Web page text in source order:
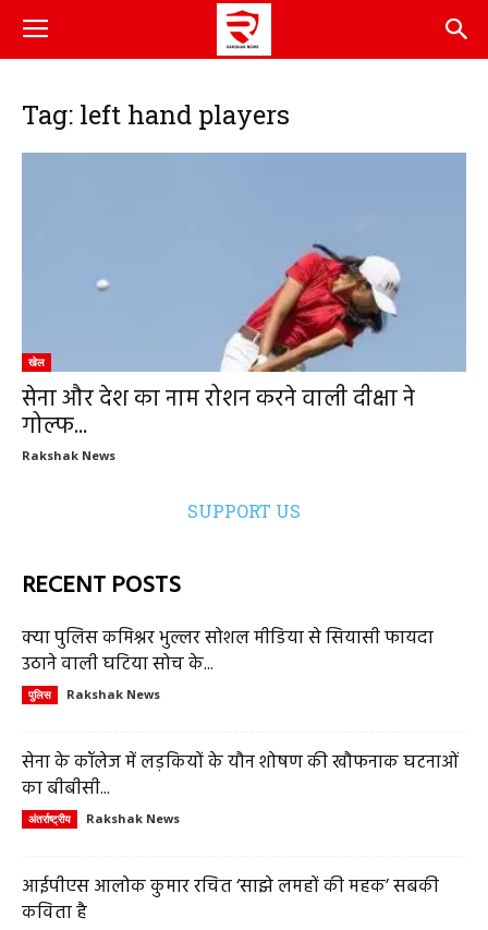
Tag: left hand players
खेल
सेना और देश का नाम रोशन करने वाली दीक्षा ने
गोल्फ...
Rakshak News
SUPPORT US
RECENT POSTS
क्या पुलिस कमिश्नर भुल्लर सोशल मीडिया से सियासी फायदा
उठाने वाली घटिया सोच के...
पुलिस Rakshak News
सेना के कॉलेज में लड़कियों के यौन शोषण की खौफनाक घटनाओं
का बीबीसी...
अंतर्राष्ट्रीय Rakshak News
आईपीएस आलोक कुमार रचित ‘साझे लमहों की महक’ सबकी
कविता है